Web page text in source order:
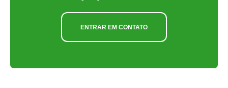
ENTRAR EM CONTATO